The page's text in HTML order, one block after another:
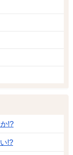
!?
!?